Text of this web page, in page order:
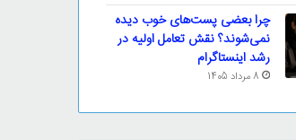
چرا بعضی پست‌های خوب دیده
نمی‌شوند؟ نقش تعامل اولیه در
رشد اینستاگرام
8 مرداد 1405